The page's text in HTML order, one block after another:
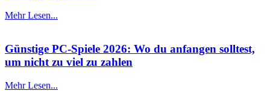
Mehr Lesen...
Günstige PC-Spiele 2026: Wo du anfangen solltest,
um nicht zu viel zu zahlen
Mehr Lesen...